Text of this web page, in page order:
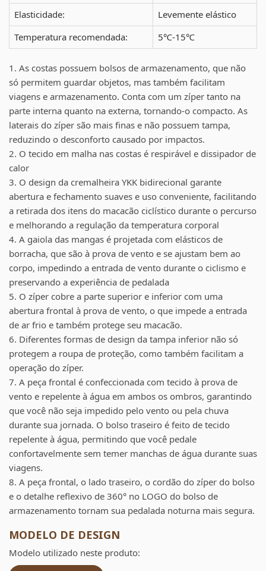
Elasticidade:
Levemente elástico
Temperatura recomendada:
5℃-15℃
1. As costas possuem bolsos de armazenamento, que não
só permitem guardar objetos, mas também facilitam
viagens e armazenamento. Conta com um zíper tanto na
parte interna quanto na externa, tornando-o compacto. As
laterais do zíper são mais finas e não possuem tampa,
reduzindo o desconforto causado por impactos.
2. O tecido em malha nas costas é respirável e dissipador de
calor
3. O design da cremalheira YKK bidirecional garante
abertura e fechamento suaves e uso conveniente, facilitando
a retirada dos itens do macacão ciclístico durante o percurso
e melhorando a regulação da temperatura corporal
4. A gaiola das mangas é projetada com elásticos de
borracha, que são à prova de vento e se ajustam bem ao
corpo, impedindo a entrada de vento durante o ciclismo e
preservando a experiência de pedalada
5. O zíper cobre a parte superior e inferior com uma
abertura frontal à prova de vento, o que impede a entrada
de ar frio e também protege seu macacão.
6. Diferentes formas de design da tampa inferior não só
protegem a roupa de proteção, como também facilitam a
operação do zíper.
7. A peça frontal é confeccionada com tecido à prova de
vento e repelente à água em ambos os ombros, garantindo
que você não seja impedido pelo vento ou pela chuva
durante sua jornada. O bolso traseiro é feito de tecido
repelente à água, permitindo que você pedale
confortavelmente sem temer manchas de água durante suas
viagens.
8. A peça frontal, o lado traseiro, o cordão do zíper do bolso
e o detalhe reflexivo de 360° no LOGO do bolso de
armazenamento tornam sua pedalada noturna mais segura.
MODELO DE DESIGN
Modelo utilizado neste produto: